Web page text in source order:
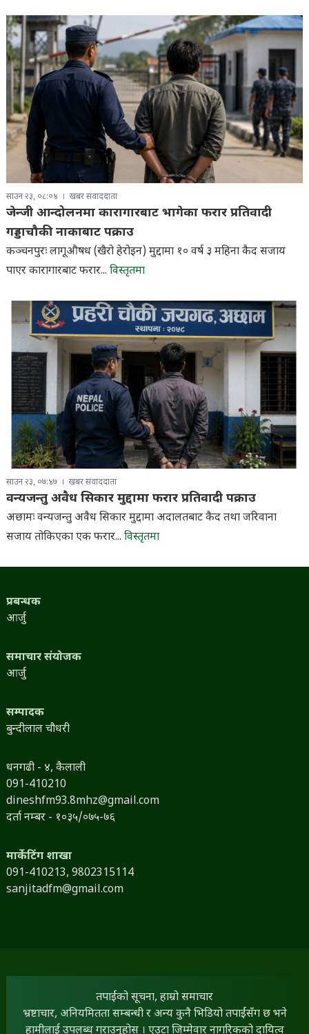
साउन २३, ०८:०४ खबर संवाददाता
जेन्जी आन्दोलनमा कारागारबाट भागेका फरार प्रतिवादी
गड्डाचौकी नाकाबाट पक्राउ
कञ्चनपुरः लागूऔषध (खैरो हेरोइन) मुद्दामा १० वर्ष ३ महिना कैद सजाय
पाएर कारागारबाट फरार... विस्तृतमा
साउन २३, ०७:४७ खबर संवाददाता
वन्यजन्तु अवैध सिकार मुद्दामा फरार प्रतिवादी पक्राउ
अछामः वन्यजन्तु अवैध सिकार मुद्दामा अदालतबाट कैद तथा जरिवाना
सजाय तोकिएका एक फरार... विस्तृतमा
प्रबन्धक
आर्जु
समाचार संयोजक
आर्जु
सम्पादक
बुन्दीलाल चौधरी
धनगढी - ४, कैलाली
091-410210
dineshfm93.8mhz@gmail.com
दर्ता नम्बर - १०३५/०७५-७६
मार्केटिंग शाखा
091-410213, 9802315114
sanjitadfm@gmail.com
तपाईंको सूचना, हाम्रो समाचार
भ्रष्टाचार, अनियमितता सम्बन्धी र अन्य कुनै भिडियो तपाईंसँग छ भने
हामीलाई उपलब्ध गराउनुहोस् । एउटा जिम्मेवार नागरिकको दायित्व